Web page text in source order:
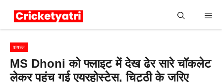
वायरल
MS Dhoni को फ्लाइट में देख ढेर सारे चॉकलेट
लेकर पहुंच गई एयरहोस्टेस, चिट्ठी के जरिए